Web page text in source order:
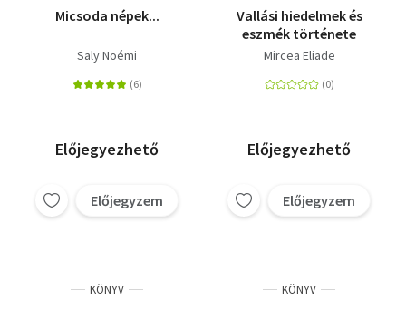
Micsoda népek...
Saly Noémi
Előjegyezhető
Előjegyzem
Vallási hiedelmek és
eszmék története
Mircea Eliade
Előjegyezhető
Előjegyzem
KÖNYV KÖNYV